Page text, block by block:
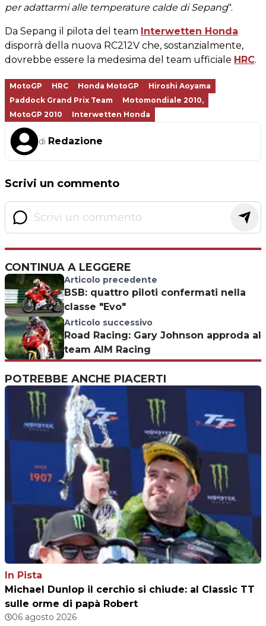
per adattarmi alle temperature calde di Sepang".
Da Sepang il pilota del team Interwetten Honda
disporrà della nuova RC212V che, sostanzialmente,
dovrebbe essere la medesima del team ufficiale HRC.
MotoGP HRC Honda MotoGP
Hiroshi Aoyama
Paddock Grand Prix Team
Motomondiale 2010,
MotoGP 2010
Interwetten Honda
di Redazione
Scrivi un commento
CONTINUA A LEGGERE
Articolo precedente
BSB: quattro piloti confermati nella
classe "Evo"
Articolo successivo
Road Racing: Gary Johnson approda al
team AIM Racing
POTREBBE ANCHE PIACERTI
In Pista
Michael Dunlop il cerchio si chiude: al Classic TT
sulle orme di papà Robert
06 agosto 2026